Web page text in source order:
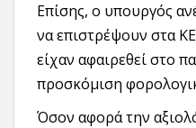
Επίσης, ο υπουργός
να επιστρέψουν στα
είχαν αφαιρεθεί στο
προσκόμιση
Όσον αφορά την